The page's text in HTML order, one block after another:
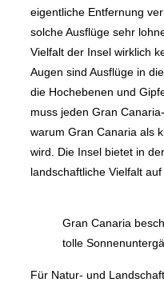
eigentliche Entfernung
solche Ausflüge sehr
Vielfalt der Insel wirklich
Augen sind Ausflüge in
die Hochebenen und
muss jeden Gran
warum Gran Canaria als
wird. Die Insel bietet in
landschaftliche Vielfalt auf
Gran Canaria
tolle
Für Natur- und